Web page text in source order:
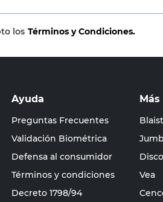
los Términos y Condiciones.
Ayuda
Preguntas Frecuentes
Validación Biométrica
Defensa al consumidor
Términos y condiciones
Decreto 1798/94
Más
Disco
Vea